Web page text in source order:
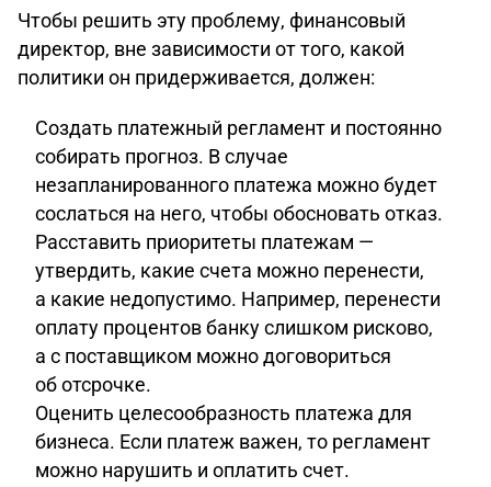
Чтобы решить эту проблему, финансовый
директор, вне зависимости от того, какой
политики он придерживается, должен:
Создать платежный регламент и постоянно
собирать прогноз. В случае
незапланированного платежа можно будет
сослаться на него, чтобы обосновать отказ.
Расставить приоритеты платежам —
утвердить, какие счета можно перенести,
а какие недопустимо. Например, перенести
оплату процентов банку слишком рисково,
а с поставщиком можно договориться
об отсрочке.
Оценить целесообразность платежа для
бизнеса. Если платеж важен, то регламент
можно нарушить и оплатить счет.